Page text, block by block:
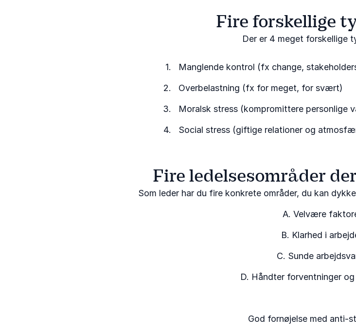
Fire forskellige
Der er 4 meget forskellige
Manglende kontrol (fx change,
Overbelastning (fx for meget, for svært)
Moralsk stress (kompromittere personlige
Social stress (giftige relationer og
Fire ledelsesområder
Som leder har du fire konkrete områder, du kan
A. Velvære
B. Klarhed i
C. Sunde
D. Håndter forventninger
God fornøjelse med anti-